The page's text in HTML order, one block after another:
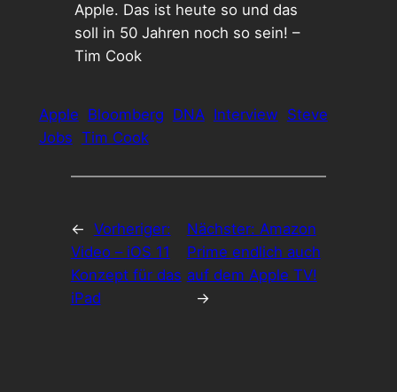
Apple. Das ist heute so und das
soll in 50 Jahren noch so sein! –
Tim Cook
Apple Bloomberg DNA Interview Steve
Jobs Tim Cook
← Vorheriger:
Video – iOS 11
Konzept für das
iPad
Nächster: Amazon
Prime endlich auch
auf dem Apple TV!
→